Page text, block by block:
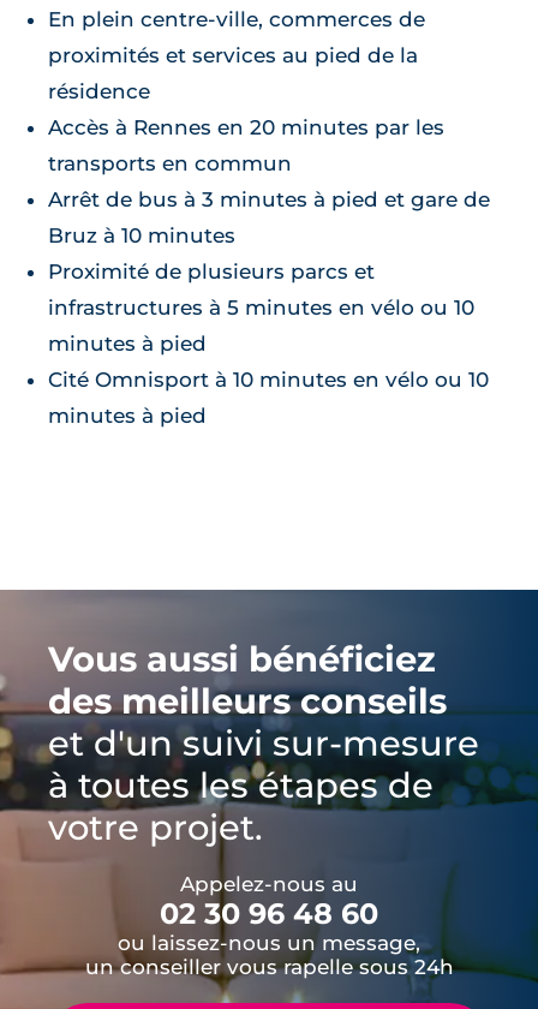
En plein centre-ville, commerces de
proximités et services au pied de la
résidence
Accès à Rennes en 20 minutes par les
transports en commun
Arrêt de bus à 3 minutes à pied et gare de
Bruz à 10 minutes
Proximité de plusieurs parcs et
infrastructures à 5 minutes en vélo ou 10
minutes à pied
Cité Omnisport à 10 minutes en vélo ou 10
minutes à pied
Vous aussi bénéficiez
des meilleurs conseils
et d'un suivi sur-mesure
à toutes les étapes de
votre projet.
Appelez-nous au
02 30 96 48 60
ou laissez-nous un message,
un conseiller vous rapelle sous 24h